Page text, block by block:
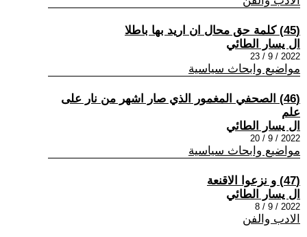
(45) كلمة حق محال ان اريد بها باطلا
ال يسار الطائي
2022 / 9 / 23
مواضيع وابحاث سياسية
(46) الصحفي المغمور الذي صار اشهر من نار على
علم
ال يسار الطائي
2022 / 9 / 20
مواضيع وابحاث سياسية
(47) و نزعوا الاقنعة
ال يسار الطائي
2022 / 9 / 8
الادب والفن